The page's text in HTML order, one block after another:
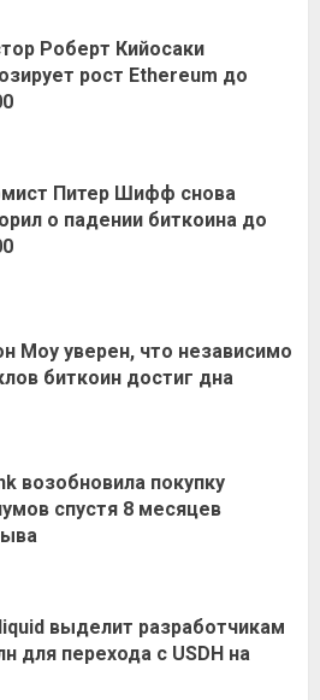
Роберт Кийосаки
рост Ethereum до
Питер Шифф снова
о падении биткоина до
Моу уверен, что независимо
биткоин достиг дна
возобновила покупку
спустя 8 месяцев
выделит разработчикам
для перехода с USDH на